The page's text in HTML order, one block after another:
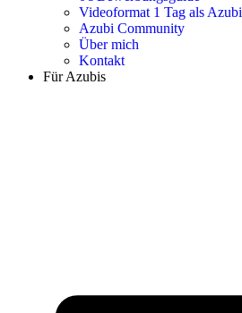
Videoformat 1 Tag als Azubi
Azubi Community
Über mich
Kontakt
Für Azubis